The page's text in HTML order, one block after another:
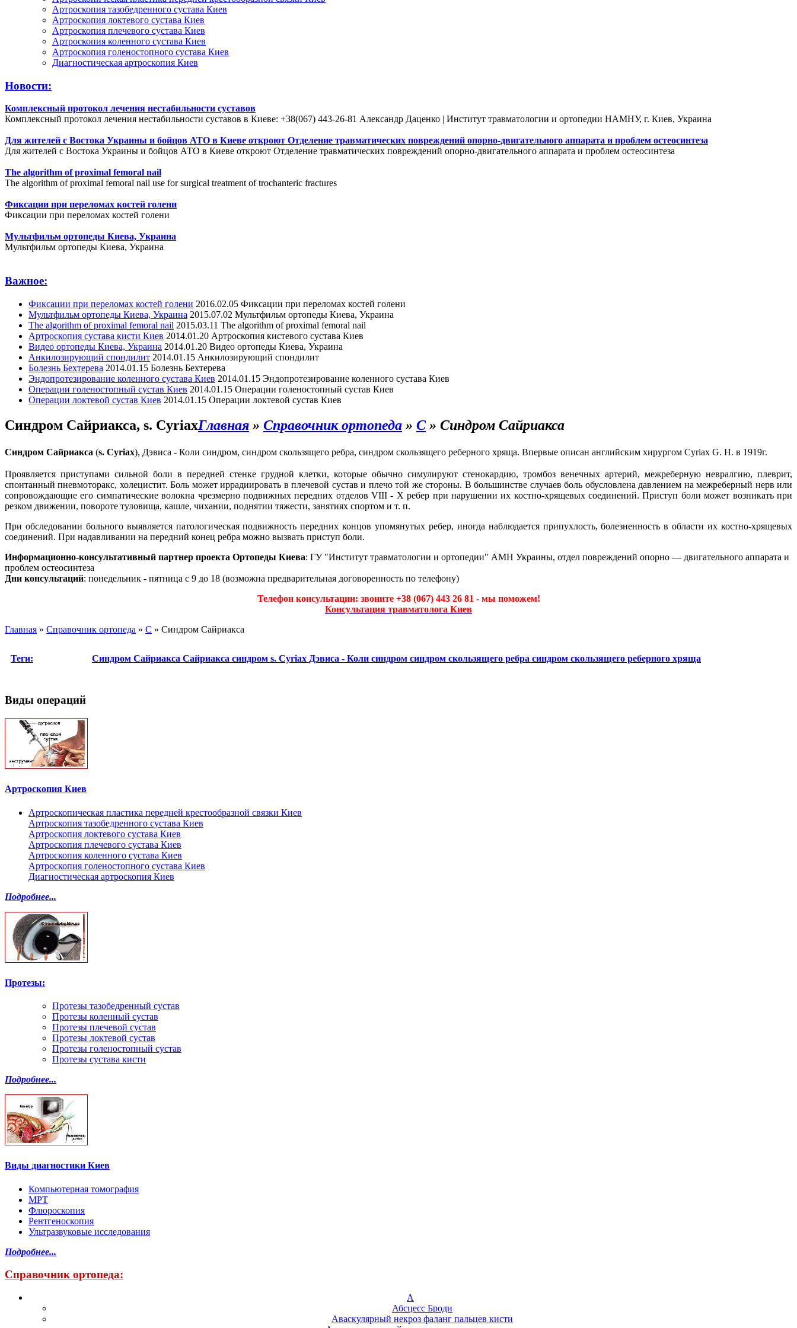
Артроскопия тазобедренного сустава Киев
Артроскопия локтевого сустава Киев
Артроскопия плечевого сустава Киев
Артроскопия коленного сустава Киев
Артроскопия голеностопного сустава Киев
Диагностическая артроскопия Киев
Новости:
Комплексный протокол лечения нестабильности суставов
Комплексный протокол лечения нестабильности суставов в Киеве: +38(067) 443-26-81 Александр Даценко | Институт травматологии и ортопедии НАМНУ, г. Киев, Украина
Для жителей с Востока Украины и бойцов АТО в Киеве откроют Отделение травматических повреждений опорно-двигательного аппарата и проблем остеосинтеза
Для жителей с Востока Украины и бойцов АТО в Киеве откроют Отделение травматических повреждений опорно-двигательного аппарата и проблем остеосинтеза
The algorithm of proximal femoral nail
The algorithm of proximal femoral nail use for surgical treatment of trochanteric fractures
Фиксации при переломах костей голени
Фиксации при переломах костей голени
Мультфильм ортопеды Киева, Украина
Мультфильм ортопеды Киева, Украина
Важное:
Фиксации при переломах костей голени 2016.02.05 Фиксации при переломах костей голени
Мультфильм ортопеды Киева, Украина 2015.07.02 Мультфильм ортопеды Киева, Украина
The algorithm of proximal femoral nail 2015.03.11 The algorithm of proximal femoral nail
Артроскопия сустава кисти Киев 2014.01.20 Артроскопия кистевого сустава Киев
Видео ортопеды Киева, Украина 2014.01.20 Видео ортопеды Киева, Украина
Анкилозирующий спондилит 2014.01.15 Анкилозирующий спондилит
Болезнь Бехтерева 2014.01.15 Болезнь Бехтерева
Эндопротезирование коленного сустава Киев 2014.01.15 Эндопротезирование коленного сустава Киев
Операции голеностопный сустав Киев 2014.01.15 Операции голеностопный сустав Киев
Операции локтевой сустав Киев 2014.01.15 Операции локтевой сустав Киев
Синдром Сайриакса, s. CyriaxГлавная » Справочник ортопеда » С» Синдром Сайриакса
Синдром Сайриакса (s. Cyriax), Дэвиса - Коли синдром, синдром скользящего ребра, синдром скользящего реберного хряща. Впервые описан английским хирургом Cyriax G. H. в 1919г.
Проявляется приступами сильной боли в передней стенке грудной клетки, которые обычно симулируют стенокардию, тромбоз венечных артерий, межреберную невралгию, плеврит,
спонтанный пневмоторакс, холецистит. Боль может иррадиировать в плечевой сустав и плечо той же стороны. В большинстве случаев боль обусловлена давлением на межреберный нерв или
сопровождающие его симпатические волокна чрезмерно подвижных передних отделов VIII - X ребер при нарушении их костно-хрящевых соединений. Приступ боли может возникать при
резком движении, повороте туловища, кашле, чихании, поднятии тяжести, занятиях спортом и т. п.
При обследовании больного выявляется патологическая подвижность передних концов упомянутых ребер, иногда наблюдается припухлость, болезненность в области их костно-хрящевых
соединений. При надавливании на передний конец ребра можно вызвать приступ боли.
Информационно-консультативный партнер проекта Ортопеды Киева: ГУ "Институт травматологии и ортопедии" АМН Украины, отдел повреждений опорно — двигательного аппарата и
проблем остеосинтеза
Дни консультаций: понедельник - пятница с 9 до 18 (возможна предварительная договоренность по телефону)
Телефон консультации: звоните +38 (067) 443 26 81 - мы поможем!
Консультация травматолога Киев
Главная » Справочник ортопеда » С » Синдром Сайриакса
Теги: Синдром Сайриакса Сайриакса синдром s. Cyriax Дэвиса - Коли синдром синдром скользящего ребра синдром скользящего реберного хряща
Виды операций
Артроскопия Киев
Артроскопическая пластика передней крестообразной связки Киев
Артроскопия тазобедренного сустава Киев
Артроскопия локтевого сустава Киев
Артроскопия плечевого сустава Киев
Артроскопия коленного сустава Киев
Артроскопия голеностопного сустава Киев
Диагностическая артроскопия Киев
Подробнее...
Протезы:
Протезы тазобедренный сустав
Протезы коленный сустав
Протезы плечевой сустав
Протезы локтевой сустав
Протезы голеностопный сустав
Протезы сустава кисти
Подробнее...
Виды диагностики Киев
Компьютерная томография
МРТ
Флюроскопия
Рентгеноскопия
Ультразвуковые исследования
Подробнее...
Справочник ортопеда:
А
Абсцесс Броди
Аваскулярный некроз фаланг пальцев кисти